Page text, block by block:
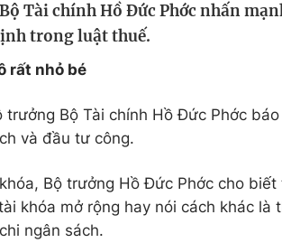
cuộc sống
Tài chính Hồ Đức Phớc nhấn
trong luật thuế.
rất nhỏ bé
trưởng Bộ Tài chính Hồ Đức Phớc
và đầu tư công.
Bộ trưởng Hồ Đức Phớc cho
khóa mở rộng hay nói cách khác là
ngân sách.